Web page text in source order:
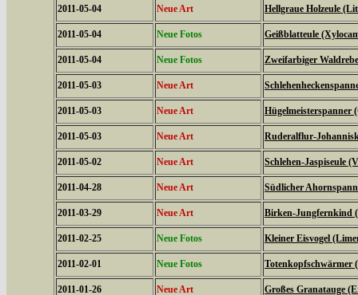
2011-05-04 Neue Art Hellgraue Holzeule
2011-05-04 Neue Fotos Geißblatteule
2011-05-04 Neue Fotos Zweifarbiger
2011-05-03 Neue Art
2011-05-03 Neue Art Hügelmeisterspanner
2011-05-03 Neue Art Ruderalflur-
2011-05-02 Neue Art Schlehen-Jaspiseule
2011-04-28 Neue Art Südlicher
2011-03-29 Neue Art Birken-Jungfernkind
2011-02-25 Neue Fotos Kleiner Eisvogel
2011-02-01 Neue Fotos Totenkopfschwärmer
2011-01-26 Neue Art Großes Granatauge